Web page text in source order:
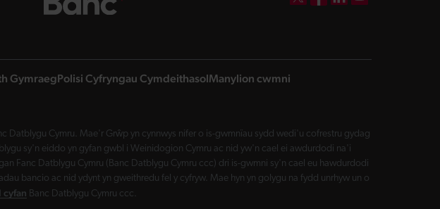
GymraegPolisi Cyfryngau CymdeithasolManylion cwmni
Datblygu Cymru. Mae'r Grŵp yn cynnwys nifer o is-gwmnïau sydd wedi'u cofrestru gydag
sy'n eiddo yn gyfan gwbl i Weinidogion Cymru ac nid yw'n cael ei awdurdodi na'i
Fanc Datblygu Cymru (Banc Datblygu Cymru ccc) dri is-gwmni sy'n cael eu hawdurdodi
bancio ac nid ydynt yn gweithredu fel y cyfryw. Mae hyn yn golygu na fydd unrhyw un o
Banc Datblygu Cymru ccc.